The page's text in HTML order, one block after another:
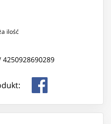
ilość
4250928690289